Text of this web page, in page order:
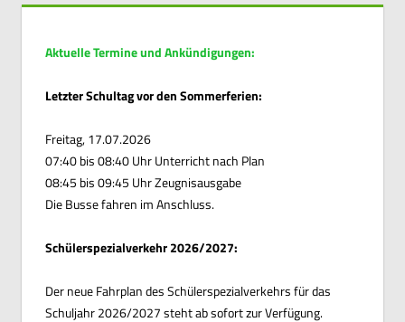
Aktuelle Termine und Ankündigungen:
Letzter Schultag vor den Sommerferien:
Freitag, 17.07.2026
07:40 bis 08:40 Uhr Unterricht nach Plan
08:45 bis 09:45 Uhr Zeugnisausgabe
Die Busse fahren im Anschluss.
Schülerspezialverkehr 2026/2027:
Der neue Fahrplan des Schülerspezialverkehrs für das
Schuljahr 2026/2027 steht ab sofort zur Verfügung.